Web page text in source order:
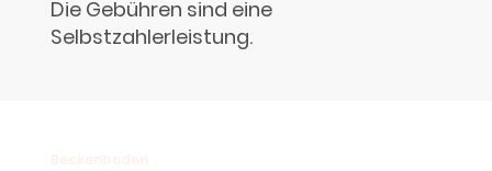
Die Gebühren sind eine
Selbstzahlerleistung.